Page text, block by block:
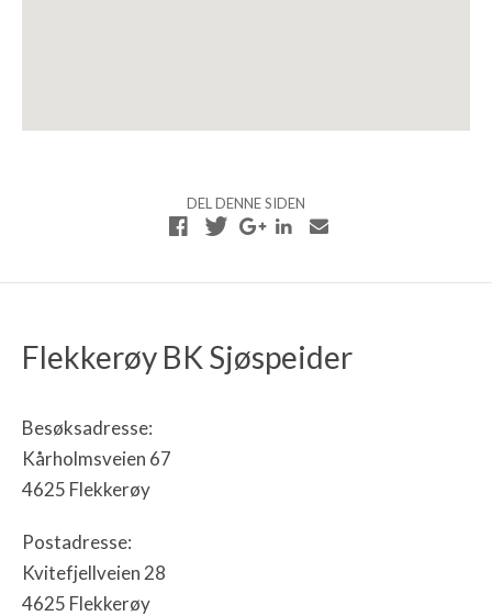
DEL DENNE SIDEN
Flekkerøy BK Sjøspeider
Besøksadresse:
Kårholmsveien 67
4625 Flekkerøy
Postadresse:
Kvitefjellveien 28
4625 Flekkerøy